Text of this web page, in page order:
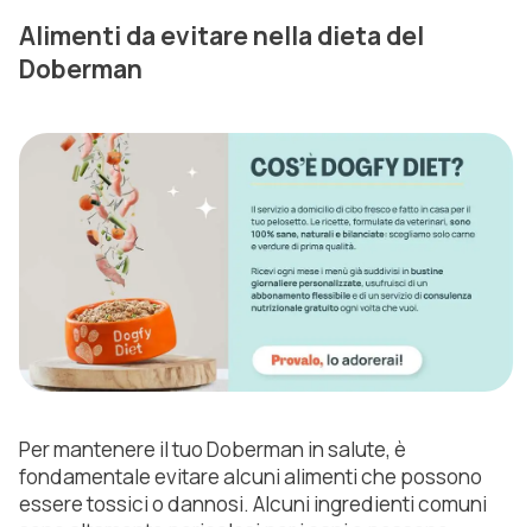
Alimenti da evitare nella dieta del
Doberman
Per mantenere il tuo Doberman in salute, è
fondamentale evitare alcuni alimenti che possono
essere tossici o dannosi. Alcuni ingredienti comuni